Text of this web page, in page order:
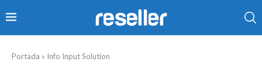
Portada » Info Input Solution